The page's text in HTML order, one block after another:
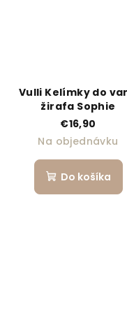
Vulli Kelímky do
žirafa Sophie
€16,90
Na objednávku
Do košíka